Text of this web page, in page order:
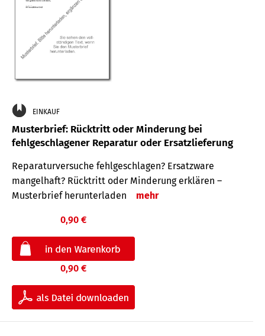
EINKAUF
Musterbrief: Rücktritt oder Minderung bei
fehlgeschlagener Reparatur oder Ersatzlieferung
Reparaturversuche fehlgeschlagen? Ersatzware
mangelhaft? Rücktritt oder Minderung erklären –
Musterbrief herunterladen
mehr
0,90 €
0,90 €